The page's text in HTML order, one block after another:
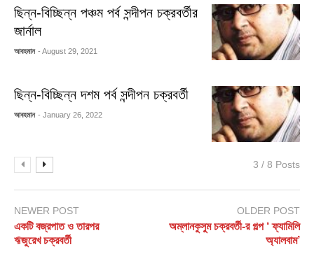
ছিন্ন-বিচ্ছিন্ন পঞ্চম পর্ব সন্দীপন চক্রবর্তীর
জার্নাল
আবহমান - August 29, 2021
ছিন্ন-বিচ্ছিন্ন দশম পর্ব সন্দীপন চক্রবর্তী
আবহমান - January 26, 2022
3 / 8 Posts
NEWER POST
একটি বজ্রপাত ও তারপর
ঋজুরেখ চক্রবর্তী
OLDER POST
অম্লানকুসুম চক্রবর্তী-র গল্প ‘ ফ্যামিলি
অ্যালবাম’